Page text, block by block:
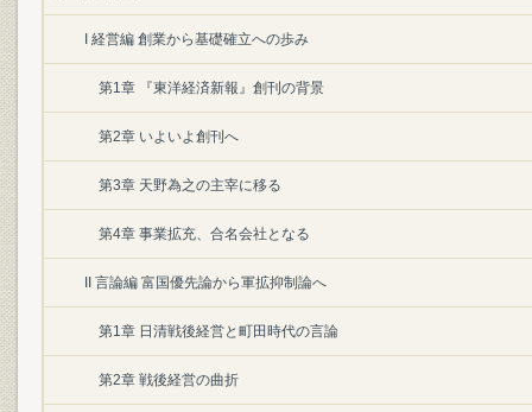
I 経営編 創業から基礎確立への歩み
第1章 『東洋経済新報』創刊の背景
第2章 いよいよ創刊へ
第3章 天野為之の主宰に移る
第4章 事業拡充、合名会社となる
II 言論編 富国優先論から軍拡抑制論へ
第1章 日清戦後経営と町田時代の言論
第2章 戦後経営の曲折